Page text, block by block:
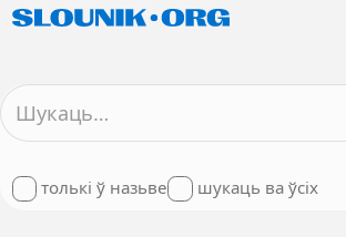
толькі ў назьве шукаць ва ўсіх